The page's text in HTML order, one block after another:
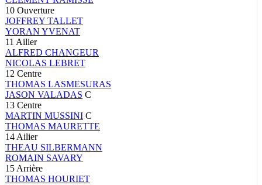
10 Ouverture
JOFFREY TALLET
YORAN YVENAT
11 Ailier
ALFRED CHANGEUR
NICOLAS LEBRET
12 Centre
THOMAS LASMESURAS
JASON VALADAS C
13 Centre
MARTIN MUSSINI C
THOMAS MAURETTE
14Ailier
THEAU SILBERMANN
ROMAIN SAVARY
15Arrière
THOMAS HOURIET